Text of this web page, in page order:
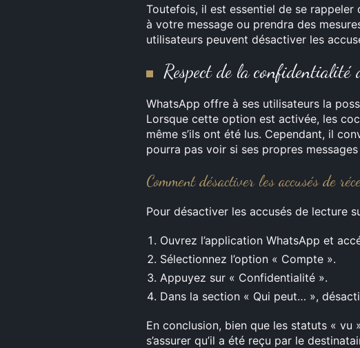
Toutefois, il est essentiel de se
à votre message ou prendra des
utilisateurs peuvent désactiver les
Respect de la confidentialité
WhatsApp offre à ses utilisateurs la
Lorsque cette option est activée, les
même s’ils ont été lus. Cependant, il
pourra pas voir si ses propres
Comment désactiver les accusés de
Pour désactiver les accusés de lecture
Ouvrez l’application WhatsApp et
Sélectionnez l’option « Compte ».
Appuyez sur « Confidentialité ».
Dans la section « Qui peut… »,
En conclusion, bien que les statuts « vu
s’assurer qu’il a été reçu par le